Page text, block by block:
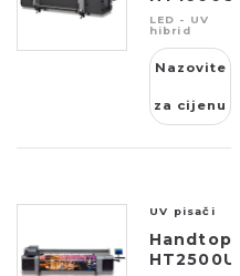
LED - UV
hibrid
Nazovite
za cijenu
UV pisači
Handtop
HT2500UV